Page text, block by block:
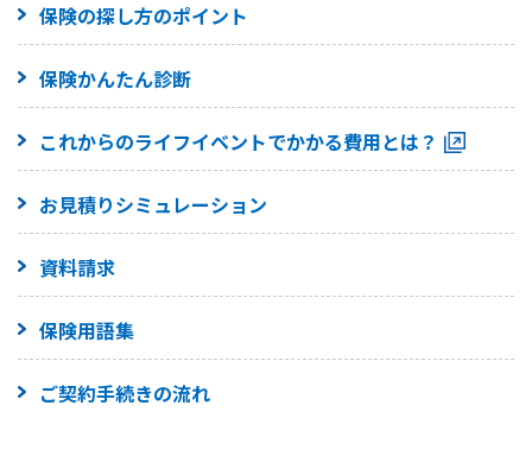
保険の探し方のポイント
保険かんたん診断
これからのライフイベントでかかる費用とは？
お見積りシミュレーション
資料請求
保険用語集
ご契約手続きの流れ